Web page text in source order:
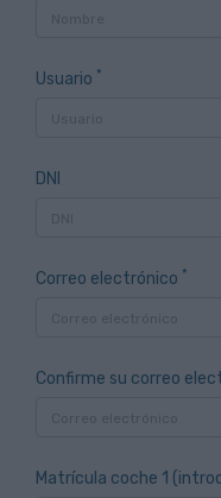
Usuario *
DNI
Correo electrónico *
Confirme su correo
Matrícula coche 1